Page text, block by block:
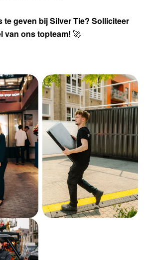
te geven bij Silver Tie? Solliciteer
van ons topteam! 🚀